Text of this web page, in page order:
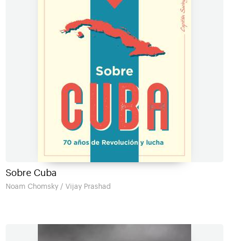
Sobre Cuba
Noam Chomsky / Vijay Prashad